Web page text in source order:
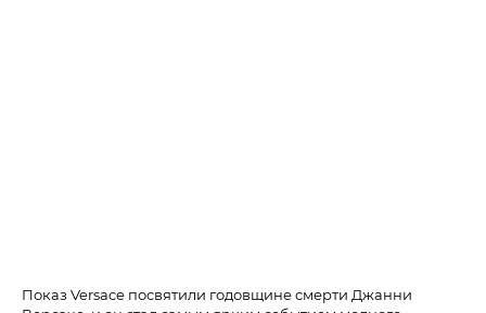
Показ Versace посвятили годовщине смерти Джанни